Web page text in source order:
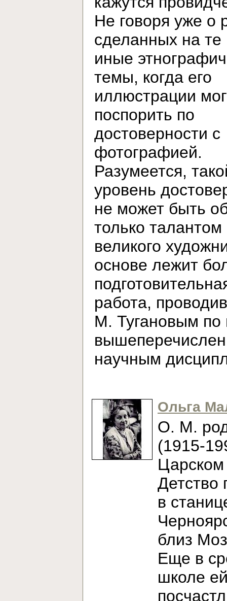
Не говоря уже о
сделанных на те
иные
темы, когда его
иллюстрации
поспорить по
достоверности с
фотографией.
Разумеется,
уровень
не может быть
только талантом
великого
основе лежит
работа,
М. Тугановым по
научным
Ольга
О. М.
(1915-
Детство
в
близ
Еще в
школе